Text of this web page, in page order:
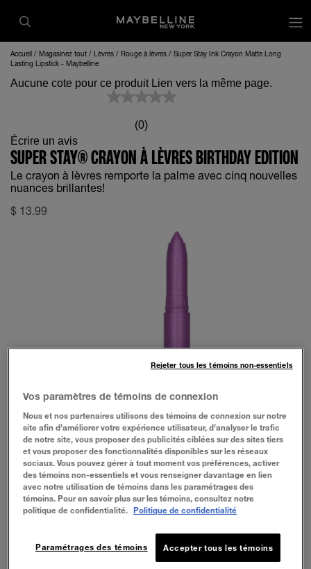
Accueil Magasinez tout Lèvres Rouge à lèvres
Super Stay Ink Crayon Matte Long
Lasting Lipstick - Maybelline
Aucune cote pour ce produit Lien vers la même page.
(0)
Écrire un avis
SUPER STAY® CRAYON À LÈVRES BIRTHDAY EDITION
Le crayon à lèvres remporte la palme avec cinq nouvelles
nuances brillantes!
$ 13.99
Vos paramètres de témoins de connexion
Nous et nos partenaires utilisons des témoins de connexion sur notre
site afin d’améliorer votre expérience utilisateur, d’analyser le trafic
de notre site, vous proposer des publicités ciblées sur des sites tiers
et vous proposer des fonctionnalités disponibles sur les réseaux
sociaux. Vous pouvez gérer à tout moment vos préférences, activer
des témoins non-essentiels et vous renseigner davantage en lien
avec notre utilisation de témoins dans les paramétrages des
témoins. Pour en savoir plus sur les témoins, consultez notre
politique de confidentialité.
Politique de confidentialité
Accepter tous les témoins
Paramétrages des témoins
Rejeter tous les témoins non-essentiels